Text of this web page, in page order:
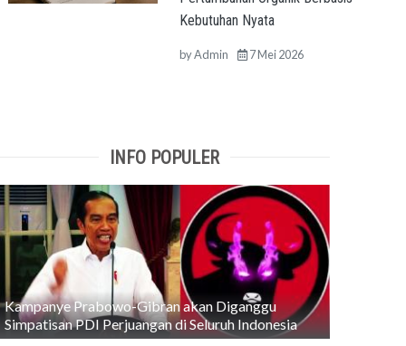
Kebutuhan Nyata
byAdmin 7 Mei 2026
INFO POPULER
Kampanye Prabowo-Gibran akan Diganggu
Simpatisan PDI Perjuangan di Seluruh Indonesia